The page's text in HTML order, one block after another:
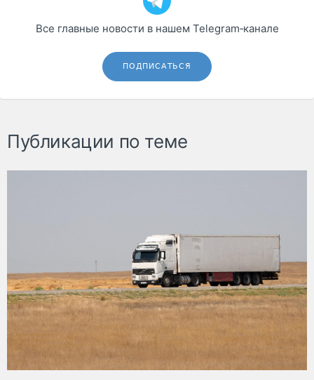
Все главные новости в нашем Telegram‑канале
ПОДПИСАТЬСЯ
Публикации по теме